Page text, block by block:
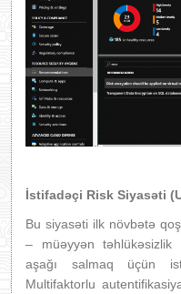
İstifadəçi Risk Siyasəti
Bu siyasəti ilk növbətə
– müəyyən
aşağı salmaq üçün
Multifaktorlu